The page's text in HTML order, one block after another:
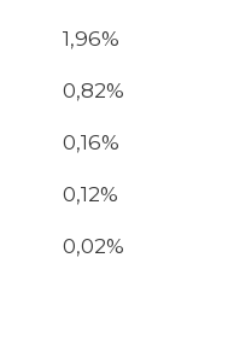
1,96%
0,82%
0,16%
0,12%
0,02%